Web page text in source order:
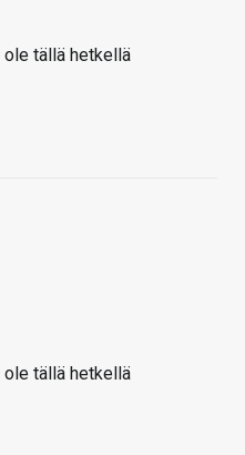
tällä hetkellä
tällä hetkellä